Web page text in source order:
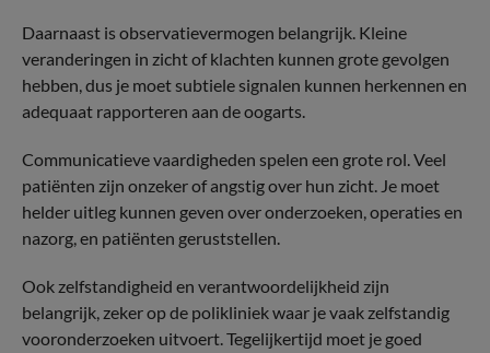
Daarnaast is observatievermogen belangrijk. Kleine
veranderingen in zicht of klachten kunnen grote gevolgen
hebben, dus je moet subtiele signalen kunnen herkennen en
adequaat rapporteren aan de oogarts.
Communicatieve vaardigheden spelen een grote rol. Veel
patiënten zijn onzeker of angstig over hun zicht. Je moet
helder uitleg kunnen geven over onderzoeken, operaties en
nazorg, en patiënten geruststellen.
Ook zelfstandigheid en verantwoordelijkheid zijn
belangrijk, zeker op de polikliniek waar je vaak zelfstandig
vooronderzoeken uitvoert. Tegelijkertijd moet je goed